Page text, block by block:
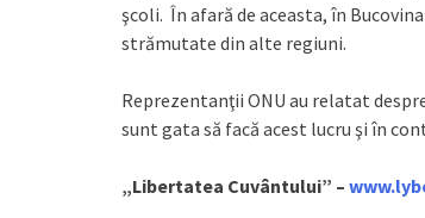
şcoli. În afară de aceasta, în
strămutate din alte regiuni.
Reprezentanţii ONU au relatat
sunt gata să facă acest lucru şi în
„Libertatea Cuvântului” –